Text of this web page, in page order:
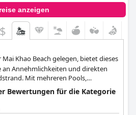
anzeigen
$
Mai Khao Beach gelegen, bietet dieses
an Annehmlichkeiten und direkten
Mit mehreren Pools,
bietet es ein umfassendes
Annehmlichkeiten und direkter
Bewertungen für die Kategorie